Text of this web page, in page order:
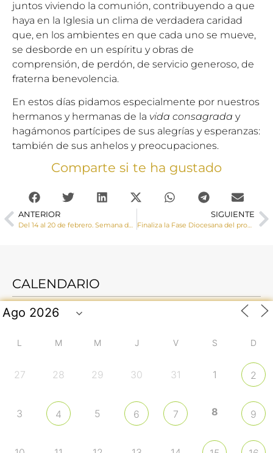
juntos viviendo la comunión, contribuyendo a que
haya en la Iglesia un clima de verdadera caridad
que, en los ambientes en que cada uno se mueve,
se desborde en un espíritu y obras de
comprensión, de perdón, de servicio generoso, de
fraterna benevolencia.
En estos días pidamos especialmente por nuestros
hermanos y hermanas de la vida consagrada y
hagámonos partícipes de sus alegrías y esperanzas:
también de sus anhelos y preocupaciones.
Comparte si te ha gustado
ANTERIOR SIGUIENTE
Finaliza la Fase Diocesana del proceso de beatificación y canonización de 87 sacerdotes, religiosos y laicos
CALENDARIO
L M M J V S D
27 28 29 30 31 1 2
3 4 5 6 7 8 9